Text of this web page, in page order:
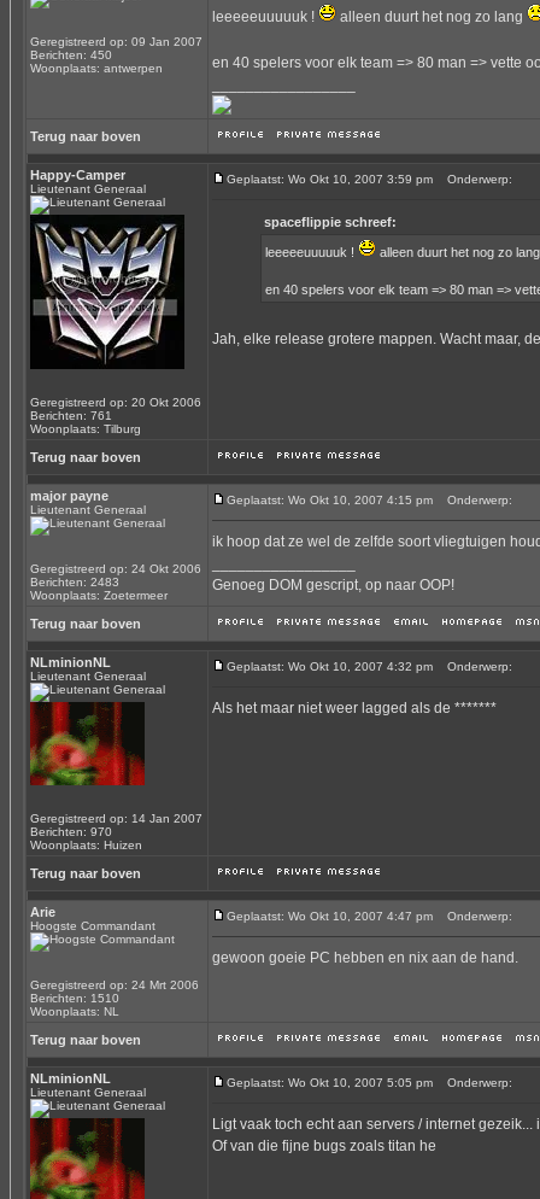
Geregistreerd op: 09 Jan 2007
Berichten: 450
Woonplaats: antwerpen
leeeeeuuuuuk ! alleen duurt het nog zo lang
en 40 spelers voor elk team => 80 man => vette
Terug naar boven
Happy-Camper
Lieutenant Generaal
Geregistreerd op: 20 Okt 2006
Berichten: 761
Woonplaats: Tilburg
Geplaatst: Wo Okt 10, 2007 3:59 pm Onderwerp:
spaceflippie schreef:
leeeeeuuuuuk ! alleen duurt het nog zo
en 40 spelers voor elk team => 80 man =>
Jah, elke release grotere mappen. Wacht maar,
Terug naar boven
major payne
Lieutenant Generaal
Geregistreerd op: 24 Okt 2006
Berichten: 2483
Woonplaats: Zoetermeer
Geplaatst: Wo Okt 10, 2007 4:15 pm Onderwerp:
ik hoop dat ze wel de zelfde soort vliegtuigen
Genoeg DOM gescript, op naar OOP!
Terug naar boven
NLminionNL
Lieutenant Generaal
Geregistreerd op: 14 Jan 2007
Berichten: 970
Woonplaats: Huizen
Geplaatst: Wo Okt 10, 2007 4:32 pm Onderwerp:
Als het maar niet weer lagged als de *******
Terug naar boven
Arie
Hoogste Commandant
Geregistreerd op: 24 Mrt 2006
Berichten: 1510
Woonplaats: NL
Geplaatst: Wo Okt 10, 2007 4:47 pm Onderwerp:
gewoon goeie PC hebben en nix aan de hand.
Terug naar boven
NLminionNL
Lieutenant Generaal
Geplaatst: Wo Okt 10, 2007 5:05 pm Onderwerp:
Ligt vaak toch echt aan servers / internet
Of van die fijne bugs zoals titan he